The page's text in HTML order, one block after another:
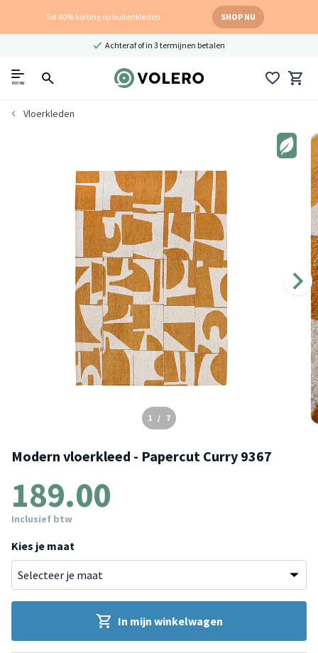
Tot 40% korting op buitenkleden SHOP NU
Achteraf of in 3 termijnen betalen
menu
Vloerkleden
1 / 7
Modern vloerkleed - Papercut Curry 9367
189.00
Inclusief btw
Kies je maat
In mijn winkelwagen